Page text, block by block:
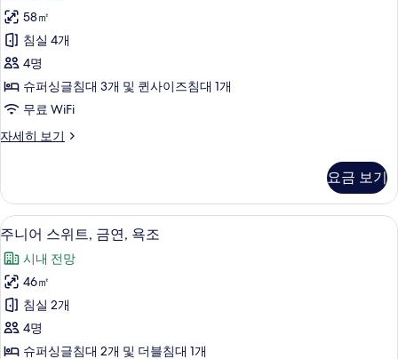
기
리
스
위
트,
금
욕
사
진
모
두
보
기
58㎡
침실 4개
4명
슈퍼싱글침대 3개 및 퀸사이즈침대 1개
무료 WiFi
자세히 보기
패
위
트,
금
연,
욕
조
자
세
히
보
요금 보기
주
니
어
스
위
트,
주니어 스위트, 금연, 욕조 | 객실 내 금
1
주니어 스위트, 금연, 욕조
시내 전망
46㎡
침실 2개
4명
슈퍼싱글침대 2개 및 더블침대 1개